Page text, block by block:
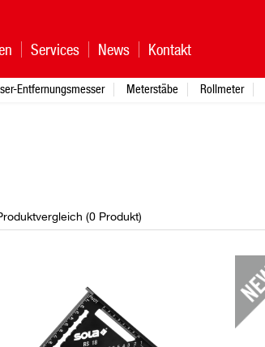
(0 Produkt)
Services News Kontakt
Entfernungsmesser Meterstäbe Rollmeter